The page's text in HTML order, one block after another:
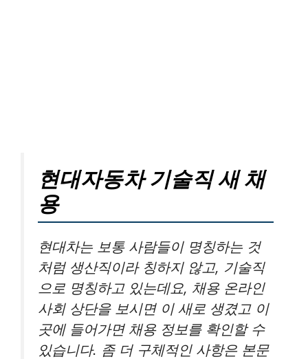
현대자동차 기술직 새 채
용
현대차는 보통 사람들이 명칭하는 것
처럼 생산직이라 칭하지 않고, 기술직
으로 명칭하고 있는데요, 채용 온라인
사회 상단을 보시면 이 새로 생겼고 이
곳에 들어가면 채용 정보를 확인할 수
있습니다. 좀 더 구체적인 사항은 본문